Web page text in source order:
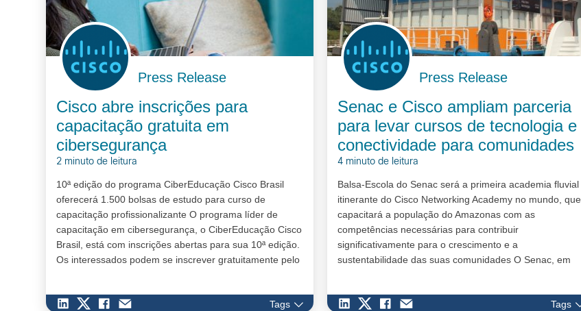
Press Release
Cisco abre inscrições para
capacitação gratuita em
cibersegurança
2 minuto de leitura
10ª edição do programa CiberEducação Cisco Brasil
oferecerá 1.500 bolsas de estudo para curso de
capacitação profissionalizante O programa líder de
capacitação em cibersegurança, o CiberEducação Cisco
Brasil, está com inscrições abertas para sua 10ª edição.
Os interessados podem se inscrever gratuitamente pelo
Tags
Press Release
Senac e Cisco ampliam parceria
para levar cursos de tecnologia e
conectividade para comunidades
4 minuto de leitura
Balsa-Escola do Senac será a primeira academia fluvial
itinerante do Cisco Networking Academy no mundo, que
capacitará a população do Amazonas com as
competências necessárias para contribuir
significativamente para o crescimento e a
sustentabilidade das suas comunidades O Senac, em
Tags